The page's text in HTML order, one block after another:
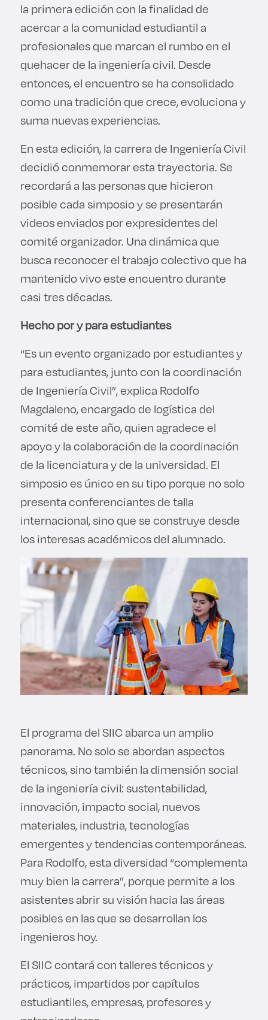
la primera edición con la finalidad de
acercar a la comunidad estudiantil a
profesionales que marcan el rumbo en el
quehacer de la ingeniería civil. Desde
entonces, el encuentro se ha consolidado
como una tradición que crece, evoluciona y
suma nuevas experiencias.
En esta edición, la carrera de Ingeniería Civil
decidió conmemorar esta trayectoria. Se
recordará a las personas que hicieron
posible cada simposio y se presentarán
videos enviados por expresidentes del
comité organizador. Una dinámica que
busca reconocer el trabajo colectivo que ha
mantenido vivo este encuentro durante
casi tres décadas.
Hecho por y para estudiantes
“Es un evento organizado por estudiantes y
para estudiantes, junto con la coordinación
de Ingeniería Civil”, explica Rodolfo
Magdaleno, encargado de logística del
comité de este año, quien agradece el
apoyo y la colaboración de la coordinación
de la licenciatura y de la universidad. El
simposio es único en su tipo porque no solo
presenta conferenciantes de talla
internacional, sino que se construye desde
los interesas académicos del alumnado.
El programa del SIIC abarca un amplio
panorama. No solo se abordan aspectos
técnicos, sino también la dimensión social
de la ingeniería civil: sustentabilidad,
innovación, impacto social, nuevos
materiales, industria, tecnologías
emergentes y tendencias contemporáneas.
Para Rodolfo, esta diversidad “complementa
muy bien la carrera”, porque permite a los
asistentes abrir su visión hacia las áreas
posibles en las que se desarrollan los
ingenieros hoy.
El SIIC contará con talleres técnicos y
prácticos, impartidos por capítulos
estudiantiles, empresas, profesores y